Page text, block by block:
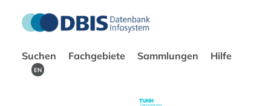
Suchen Fachgebiete Sammlungen Hilfe
EN